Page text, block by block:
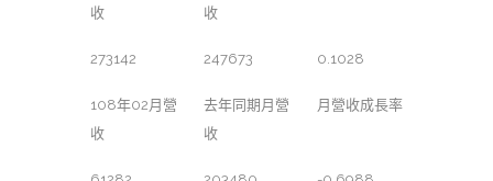
收
收
273142 247673 0.1028
108年02月營
收
去年同期月營
收
月營收成長率